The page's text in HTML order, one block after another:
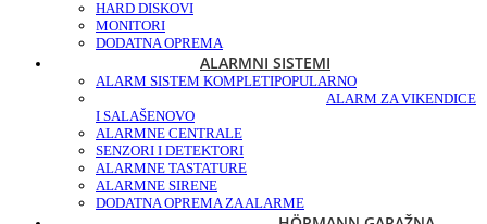
HARD DISKOVI
MONITORI
DODATNA OPREMA
ALARMNI SISTEMI
ALARM SISTEM KOMPLETIPOPULARNO
ALARM ZA VIKENDICE
I SALAŠENOVO
ALARMNE CENTRALE
SENZORI I DETEKTORI
ALARMNE TASTATURE
ALARMNE SIRENE
DODATNA OPREMA ZA ALARME